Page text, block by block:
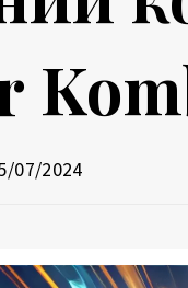
07/2024